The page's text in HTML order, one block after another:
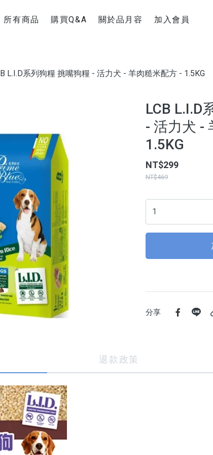
所有商品 購買Q&A 關於品月容 加入會員
L.I.D系列狗糧 挑嘴狗糧 - 活力犬 - 羊肉糙米配方 - 1.5KG
LCB L.I.D
- 活力犬 -
1.5KG
NT$299
NT$469
分享
退款政策